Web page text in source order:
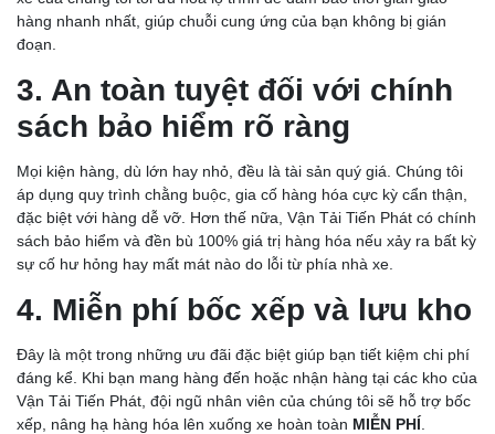
hàng nhanh nhất, giúp chuỗi cung ứng của bạn không bị gián
đoạn.
3. An toàn tuyệt đối với chính
sách bảo hiểm rõ ràng
Mọi kiện hàng, dù lớn hay nhỏ, đều là tài sản quý giá. Chúng tôi
áp dụng quy trình chằng buộc, gia cố hàng hóa cực kỳ cẩn thận,
đặc biệt với hàng dễ vỡ. Hơn thế nữa, Vận Tải Tiến Phát có chính
sách bảo hiểm và đền bù 100% giá trị hàng hóa nếu xảy ra bất kỳ
sự cố hư hỏng hay mất mát nào do lỗi từ phía nhà xe.
4. Miễn phí bốc xếp và lưu kho
Đây là một trong những ưu đãi đặc biệt giúp bạn tiết kiệm chi phí
đáng kể. Khi bạn mang hàng đến hoặc nhận hàng tại các kho của
Vận Tải Tiến Phát, đội ngũ nhân viên của chúng tôi sẽ hỗ trợ bốc
xếp, nâng hạ hàng hóa lên xuống xe hoàn toàn MIỄN PHÍ